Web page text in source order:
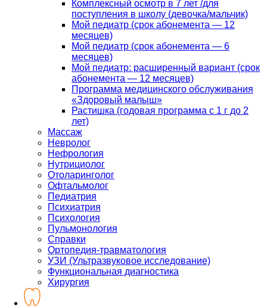
Комплексный осмотр в 7 лет /для
поступления в школу (девочка/мальчик)
Мой педиатр (срок абонемента — 12
месяцев)
Мой педиатр (срок абонемента — 6
месяцев)
Мой педиатр: расширенный вариант (срок
абонемента — 12 месяцев)
Программа медицинского обслуживания
«Здоровый малыш»
Растишка (годовая программа с 1 г до 2
лет)
Массаж
Невролог
Нефрология
Нутрициолог
Отоларинголог
Офтальмолог
Педиатрия
Психиатрия
Психология
Пульмонология
Справки
Ортопедия-травматология
УЗИ (Ультразвуковое исследование)
Функциональная диагностика
Хирургия